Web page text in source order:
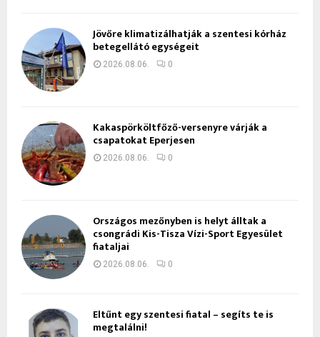
Jövőre klimatizálhatják a szentesi kórház
betegellátó egységeit
2026.08.06. 0
Kakaspörköltfőző-versenyre várják a
csapatokat Eperjesen
2026.08.06. 0
Országos mezőnyben is helyt álltak a
csongrádi Kis-Tisza Vízi-Sport Egyesület
fiataljai
2026.08.06. 0
Eltűnt egy szentesi fiatal – segíts te is
megtalálni!